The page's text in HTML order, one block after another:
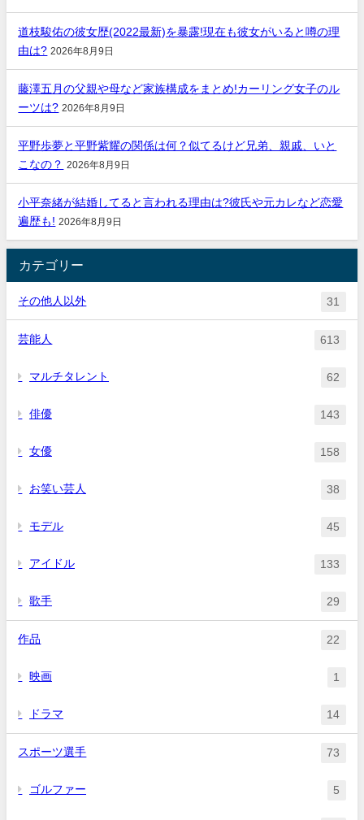
道枝駿佑の彼女歴(2022最新)を暴露!現在も彼女がいると噂の理
由は? 2026年8月9日
藤澤五月の父親や母など家族構成をまとめ!カーリング女子のル
ーツは? 2026年8月9日
平野歩夢と平野紫耀の関係は何？似てるけど兄弟、親戚、いと
こなの？
2026年8月9日
小平奈緒が結婚してると言われる理由は?彼氏や元カレなど恋愛
遍歴も! 2026年8月9日
カテゴリー
その他人以外 31
芸能人 613
マルチタレント 62
俳優 143
女優 158
お笑い芸人 38
モデル 45
アイドル 133
歌手 29
作品 22
映画 1
ドラマ 14
スポーツ選手 73
ゴルファー 5